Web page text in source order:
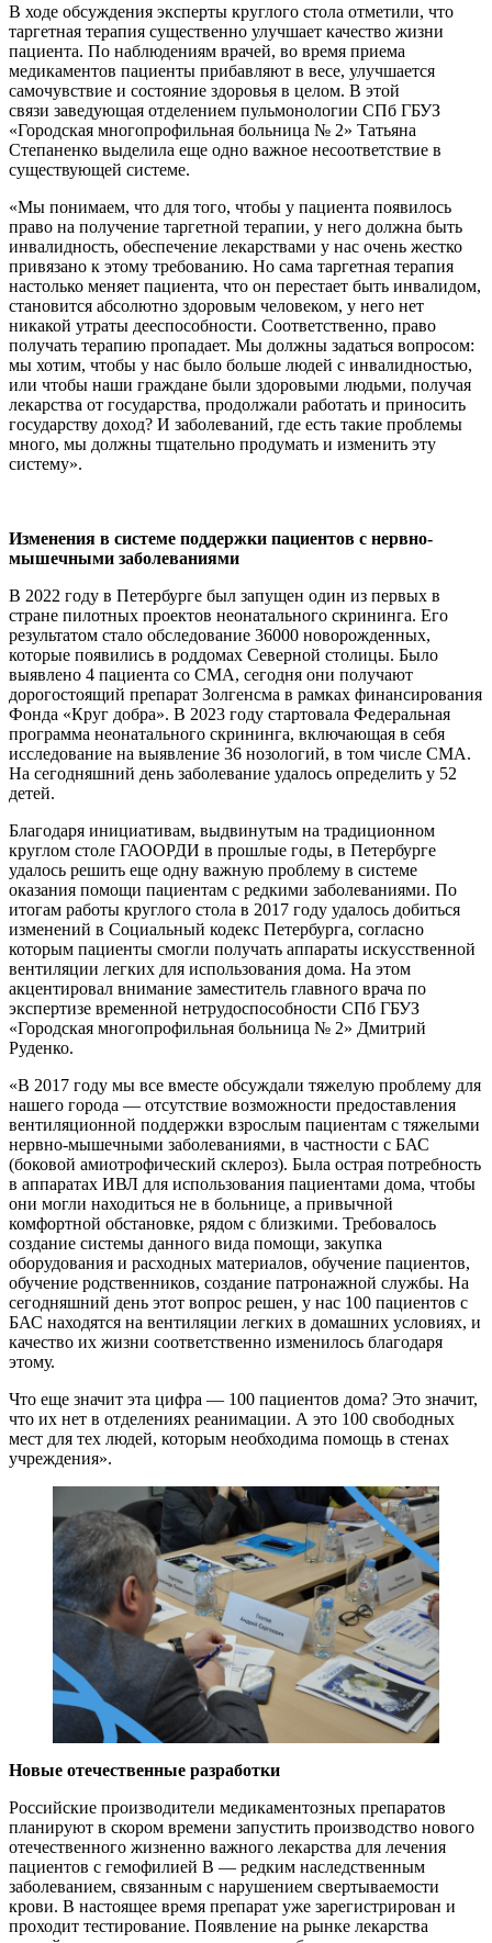
В ходе обсуждения эксперты круглого стола отметили, что
таргетная терапия существенно улучшает качество жизни
пациента. По наблюдениям врачей, во время приема
медикаментов пациенты прибавляют в весе, улучшается
самочувствие и состояние здоровья в целом. В этой
связи заведующая отделением пульмонологии СПб ГБУЗ
«Городская многопрофильная больница № 2» Татьяна
Степаненко выделила еще одно важное несоответствие в
существующей системе.
«Мы понимаем, что для того, чтобы у пациента появилось
право на получение таргетной терапии, у него должна быть
инвалидность, обеспечение лекарствами у нас очень жестко
привязано к этому требованию. Но сама таргетная терапия
настолько меняет пациента, что он перестает быть инвалидом,
становится абсолютно здоровым человеком, у него нет
никакой утраты дееспособности. Соответственно, право
получать терапию пропадает. Мы должны задаться вопросом:
мы хотим, чтобы у нас было больше людей с инвалидностью,
или чтобы наши граждане были здоровыми людьми, получая
лекарства от государства, продолжали работать и приносить
государству доход? И заболеваний, где есть такие проблемы
много, мы должны тщательно продумать и изменить эту
систему».
Изменения в системе поддержки пациентов с нервно-
мышечными заболеваниями
В 2022 году в Петербурге был запущен один из первых в
стране пилотных проектов неонатального скрининга. Его
результатом стало обследование 36000 новорожденных,
которые появились в роддомах Северной столицы. Было
выявлено 4 пациента со СМА, сегодня они получают
дорогостоящий препарат Золгенсма в рамках финансирования
Фонда «Круг добра». В 2023 году стартовала Федеральная
программа неонатального скрининга, включающая в себя
исследование на выявление 36 нозологий, в том числе СМА.
На сегодняшний день заболевание удалось определить у 52
детей.
Благодаря инициативам, выдвинутым на традиционном
круглом столе ГАООРДИ в прошлые годы, в Петербурге
удалось решить еще одну важную проблему в системе
оказания помощи пациентам с редкими заболеваниями. По
итогам работы круглого стола в 2017 году удалось добиться
изменений в Социальный кодекс Петербурга, согласно
которым пациенты смогли получать аппараты искусственной
вентиляции легких для использования дома. На этом
акцентировал внимание заместитель главного врача по
экспертизе временной нетрудоспособности СПб ГБУЗ
«Городская многопрофильная больница № 2» Дмитрий
Руденко.
«В 2017 году мы все вместе обсуждали тяжелую проблему для
нашего города — отсутствие возможности предоставления
вентиляционной поддержки взрослым пациентам с тяжелыми
нервно-мышечными заболеваниями, в частности с БАС
(боковой амиотрофический склероз). Была острая потребность
в аппаратах ИВЛ для использования пациентами дома, чтобы
они могли находиться не в больнице, а привычной
комфортной обстановке, рядом с близкими. Требовалось
создание системы данного вида помощи, закупка
оборудования и расходных материалов, обучение пациентов,
обучение родственников, создание патронажной службы. На
сегодняшний день этот вопрос решен, у нас 100 пациентов с
БАС находятся на вентиляции легких в домашних условиях, и
качество их жизни соответственно изменилось благодаря
этому.
Что еще значит эта цифра — 100 пациентов дома? Это значит,
что их нет в отделениях реанимации. А это 100 свободных
мест для тех людей, которым необходима помощь в стенах
учреждения».
Новые отечественные разработки
Российские производители медикаментозных препаратов
планируют в скором времени запустить производство нового
отечественного жизненно важного лекарства для лечения
пациентов с гемофилией В — редким наследственным
заболеванием, связанным с нарушением свертываемости
крови. В настоящее время препарат уже зарегистрирован и
проходит тестирование. Появление на рынке лекарства